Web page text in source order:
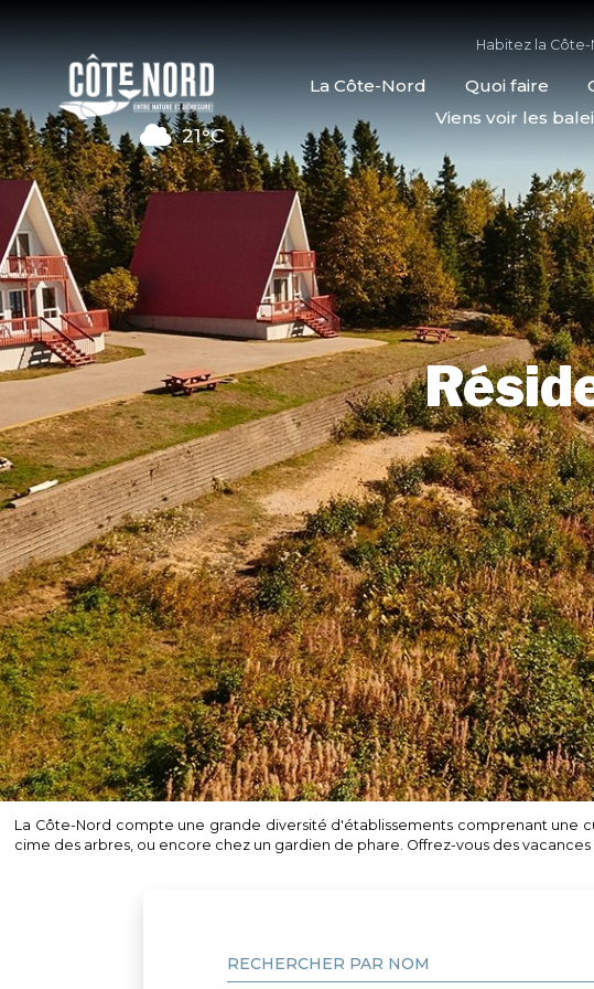
21°C
Habitez la Côte-
La Côte-Nord Quoi faire
Viens voir les
La Côte-Nord compte une grande diversité d'établissements comprenant une
cime des arbres, ou encore chez un gardien de phare. Offrez-vous des
RECHERCHER PAR NOM